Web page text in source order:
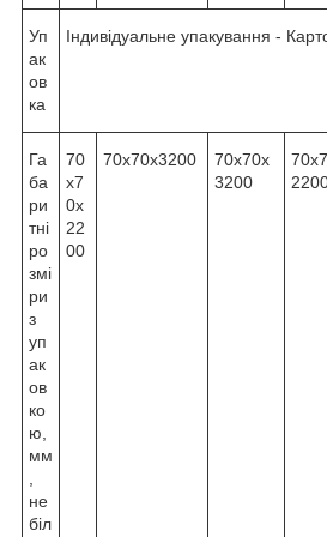
Уп
ак
ов
ка
Індивідуальне упакування -
Га
ба
ри
тні
ро
змі
ри
з
уп
ак
ов
ко
ю,
мм
не
біл
70
х7
0х
22
00
70х70х3200
70х70х
3200